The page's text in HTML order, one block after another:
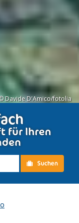
Davide D'Amico/fotolia
für Ihren
Suchen